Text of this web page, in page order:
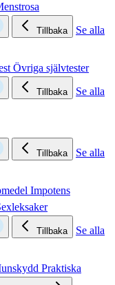
Tillbaka
Se alla
Övriga självtester
Tillbaka
Se alla
Tillbaka
Se alla
Impotens
Tillbaka
Se alla
Praktiska